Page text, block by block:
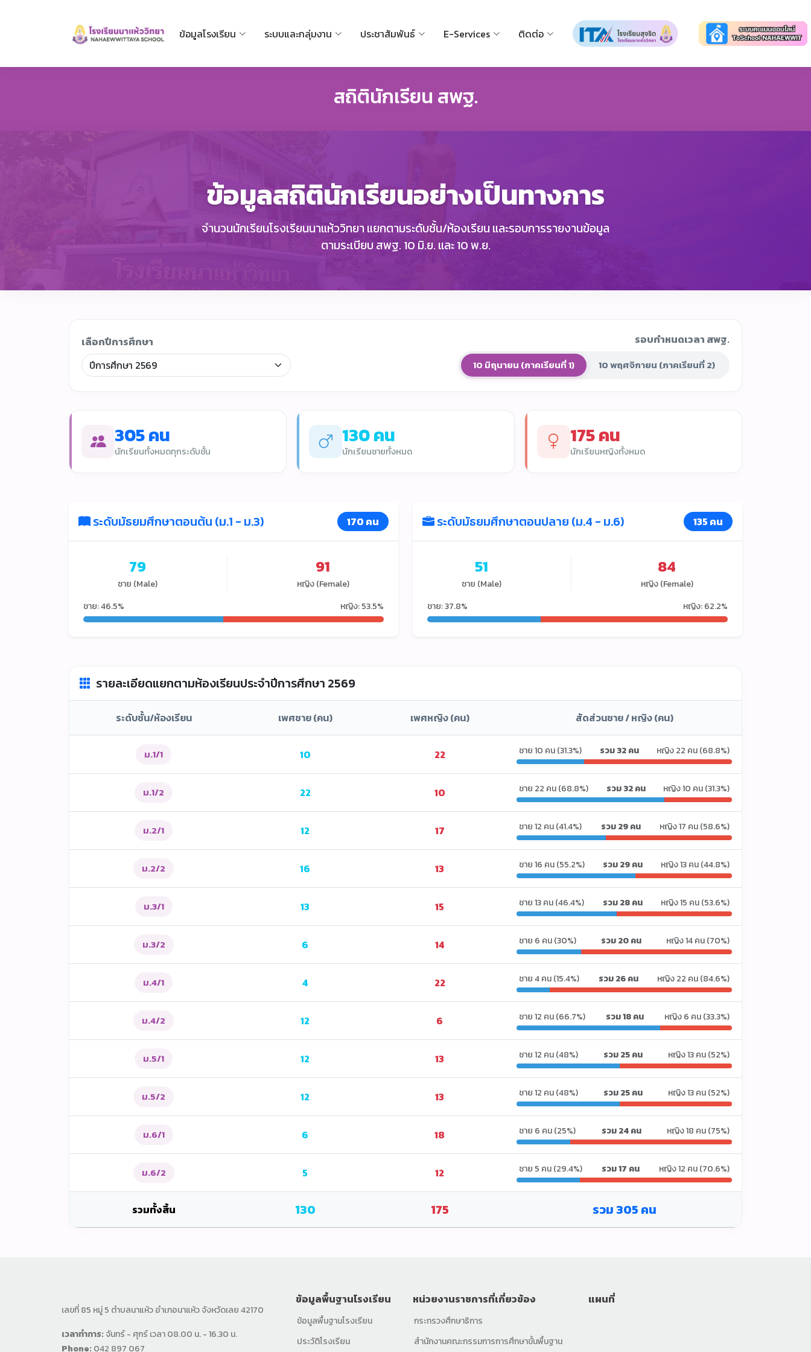
ข้อมูลโรงเรียน ระบบและกลุ่มงาน ประชาสัมพันธ์ E-Services ติดต่อ
สถิตินักเรียน สพฐ.
ข้อมูลสถิตินักเรียนอย่างเป็นทางการ
จำนวนนักเรียนโรงเรียนนาแห้ววิทยา แยกตามระดับชั้น/ห้องเรียน และรอบการรายงานข้อมูล
ตามระเบียบ สพฐ. 10 มิ.ย. และ 10 พ.ย.
เลือกปีการศึกษา รอบกำหนดเวลา สพฐ.
10 มิถุนายน (ภาคเรียนที่ 1) 10 พฤศจิกายน (ภาคเรียนที่ 2)
305 คน
นักเรียนทั้งหมดทุกระดับชั้น
130 คน
นักเรียนชายทั้งหมด
175 คน
นักเรียนหญิงทั้งหมด
ระดับมัธยมศึกษาตอนต้น (ม.1 - ม.3) 170 คน
79
ชาย (Male)
91
หญิง (Female)
ชาย: 46.5%
หญิง: 53.5%
ระดับมัธยมศึกษาตอนปลาย (ม.4 - ม.6) 135 คน
51
ชาย (Male)
84
หญิง (Female)
ชาย: 37.8%
หญิง: 62.2%
รายละเอียดแยกตามห้องเรียนประจำปีการศึกษา 2569
ระดับชั้น/ห้องเรียน เพศชาย (คน) เพศหญิง (คน) สัดส่วนชาย / หญิง (คน)
ม.1/1 10 22 ชาย 10 คน (31.3%) รวม 32 คน หญิง 22 คน (68.8%)
ม.1/2 22 10 ชาย 22 คน (68.8%) รวม 32 คน หญิง 10 คน (31.3%)
ม.2/1 12 17 ชาย 12 คน (41.4%) รวม 29 คน หญิง 17 คน (58.6%)
ม.2/2 16 13 ชาย 16 คน (55.2%) รวม 29 คน หญิง 13 คน (44.8%)
ม.3/1 13 15 ชาย 13 คน (46.4%) รวม 28 คน หญิง 15 คน (53.6%)
ม.3/2 6 14 ชาย 6 คน (30%) รวม 20 คน หญิง 14 คน (70%)
ม.4/1 4 22 ชาย 4 คน (15.4%) รวม 26 คน หญิง 22 คน (84.6%)
ม.4/2 12 6 ชาย 12 คน (66.7%) รวม 18 คน หญิง 6 คน (33.3%)
ม.5/1 12 13 ชาย 12 คน (48%) รวม 25 คน หญิง 13 คน (52%)
ม.5/2 12 13 ชาย 12 คน (48%) รวม 25 คน หญิง 13 คน (52%)
ม.6/1 6 18 ชาย 6 คน (25%) รวม 24 คน หญิง 18 คน (75%)
ม.6/2 5 12 ชาย 5 คน (29.4%) รวม 17 คน หญิง 12 คน (70.6%)
รวมทั้งสิ้น 130 175 รวม 305 คน
เลขที่ 85 หมู่ 5 ตำบลนาแห้ว อำเภอนาแห้ว จังหวัดเลย 42170
เวลาทำการ: จันทร์ - ศุกร์ เวลา 08.00 น. - 16.30 น.
Phone: 042 897 067
ข้อมูลพื้นฐานโรงเรียน
ข้อมูลพื้นฐานโรงเรียน
ประวัติโรงเรียน
หน่วยงานราชการที่เกี่ยวข้อง
กระทรวงศึกษาธิการ
สำนักงานคณะกรรมการการศึกษาขั้นพื้นฐาน
แผนที่
น้องตาหวาน 🌸
ออนไลน์